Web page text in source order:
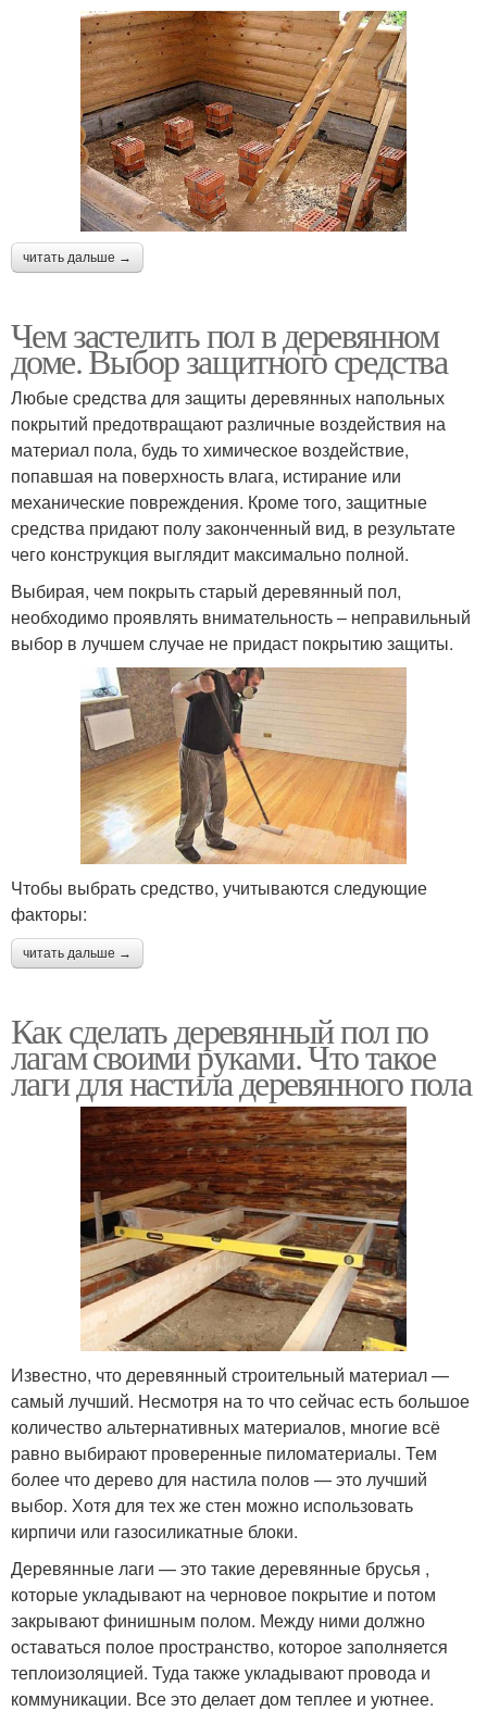
читать дальше →
Чем застелить пол в деревянном
доме. Выбор защитного средства
Любые средства для защиты деревянных напольных
покрытий предотвращают различные воздействия на
материал пола, будь то химическое воздействие,
попавшая на поверхность влага, истирание или
механические повреждения. Кроме того, защитные
средства придают полу законченный вид, в результате
чего конструкция выглядит максимально полной.
Выбирая, чем покрыть старый деревянный пол,
необходимо проявлять внимательность – неправильный
выбор в лучшем случае не придаст покрытию защиты.
Чтобы выбрать средство, учитываются следующие
факторы:
читать дальше →
Как сделать деревянный пол по
лагам своими руками. Что такое
лаги для настила деревянного пола
Известно, что деревянный строительный материал —
самый лучший. Несмотря на то что сейчас есть большое
количество альтернативных материалов, многие всё
равно выбирают проверенные пиломатериалы. Тем
более что дерево для настила полов — это лучший
выбор. Хотя для тех же стен можно использовать
кирпичи или газосиликатные блоки.
Деревянные лаги — это такие деревянные брусья ,
которые укладывают на черновое покрытие и потом
закрывают финишным полом. Между ними должно
оставаться полое пространство, которое заполняется
теплоизоляцией. Туда также укладывают провода и
коммуникации. Все это делает дом теплее и уютнее.